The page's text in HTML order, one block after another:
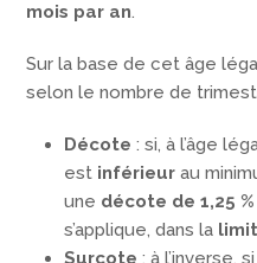
mois par an.
Sur la base de cet âge
selon le nombre de
Décote : si, à l’âge
est inférieur au
une décote de 1,25
s’applique, dans la
Surcote : à l’inverse,